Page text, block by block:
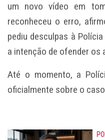
um novo vídeo em
reconheceu o erro,
pediu desculpas à
a intenção de ofender os
Até o momento, a
oficialmente sobre o